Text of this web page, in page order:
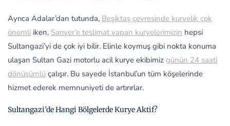
Ayrıca Adalar’dan tutunda, Beşiktaş çevresinde kuryelik çok
önemli iken, Sarıyer’e teslimat yapan kuryelerimizin hepsi
Sultangazi’yi de çok iyi bilir. Elinle koymuş gibi nokta konuma
ulaşan Sultan Gazi motorlu acil kurye ekibimiz günün 24 saati
dönüşümlü çalışır. Bu sayede İstanbul’un tüm köşelerinde
hizmet ederek memnuniyeti de artırırlar.
Sultangazi’de Hangi Bölgelerde Kurye Aktif?